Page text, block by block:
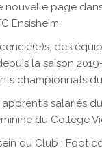
nouvelle page
Ensisheim.
des
la saison
championnats
salariés
du Collège
du Club : Foot